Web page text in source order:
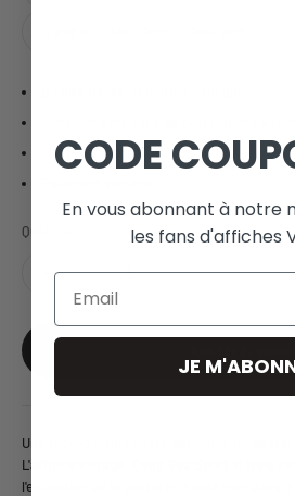
Livraison offerte dès 59€ (fr).
Quantité:
Une reproduction haute définition du
L'affiche vintage
l'excitation de la pêche en haute mer dans
CODE
En vous abonnant à notre
les fans d'affiches
Email
JE